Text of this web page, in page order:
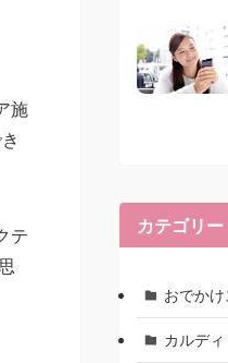
施
テ
カテゴリー
おでか
カルディ